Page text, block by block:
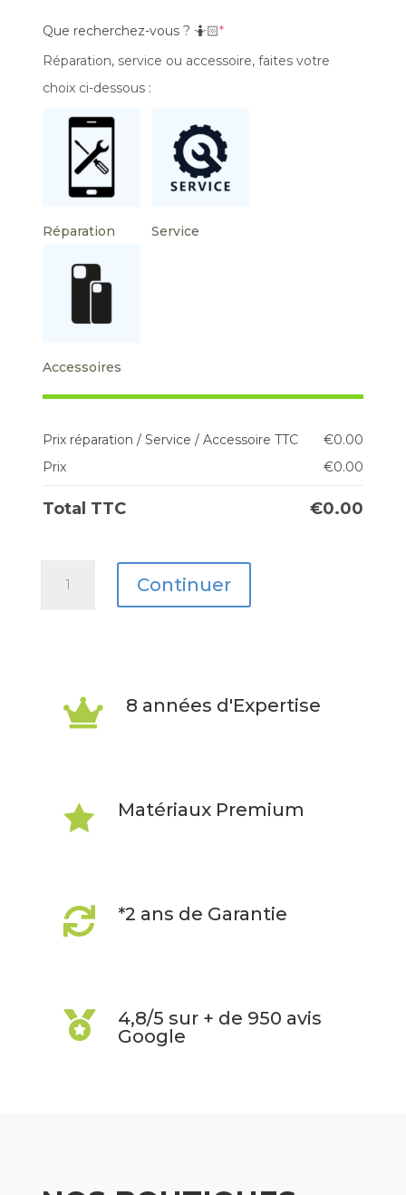
Que recherchez-vous ? 🤷🏻*
Réparation, service ou accessoire, faites votre
choix ci-dessous :
Réparation Service
Accessoires
Prix réparation / Service / Accessoire TTC €0.00
Prix
€0.00
Total TTC €0.00
(5Gen
Continuer
 8 années d'Expertise
 Matériaux Premium
 *2 ans de Garantie

4,8/5 sur + de 950 avis
Google